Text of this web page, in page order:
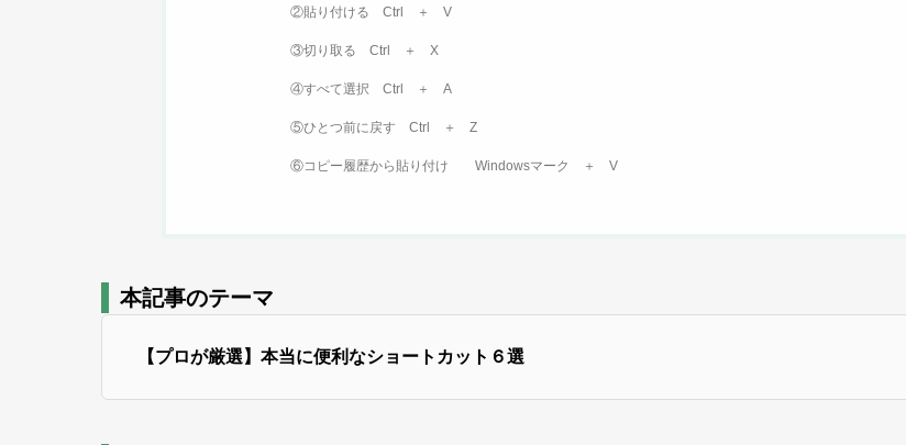
②貼り付ける Ctrl ＋ V
③切り取る Ctrl ＋ X
④すべて選択 Ctrl ＋ A
⑤ひとつ前に戻す Ctrl ＋ Z
⑥コピー履歴から貼り付け Windowsマーク ＋ V
本記事のテーマ
【プロが厳選】本当に便利なショートカット６選